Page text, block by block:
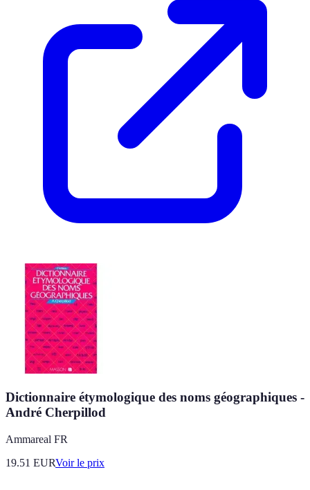
Dictionnaire étymologique des noms géographiques -
André Cherpillod
Ammareal FR
19.51 EURVoir le prix